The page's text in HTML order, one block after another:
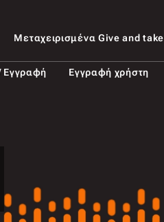
Μεταχειρισμένα Give and take
Εγγραφή Εγγραφή χρήστη